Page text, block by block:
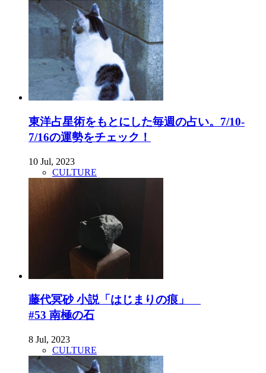
東洋占星術をもとにした毎週の占い。7/10-
7/16の運勢をチェック！
10 Jul, 2023
CULTURE
藤代冥砂 小説「はじまりの痕」
#53 南極の石
8 Jul, 2023
CULTURE